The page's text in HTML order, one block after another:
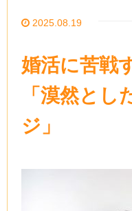
2025.08.19
婚活に苦戦
「漠然とし
ジ」